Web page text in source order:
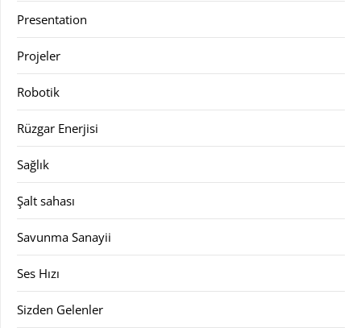
Presentation
Projeler
Robotik
Rüzgar Enerjisi
Sağlık
Şalt sahası
Savunma Sanayii
Ses Hızı
Sizden Gelenler